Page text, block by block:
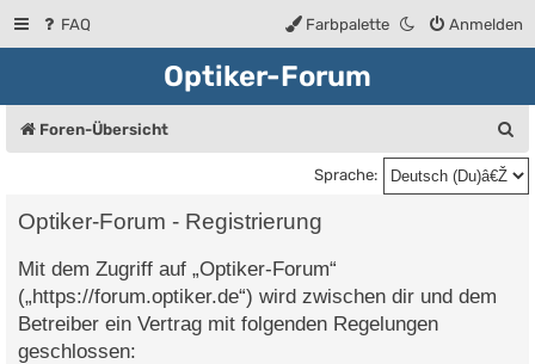
FAQ Anmelden
Farbpalette
Optiker-Forum
Foren-Übersicht
u
c
Sprache:
Optiker-Forum - Registrierung
Mit dem Zugriff auf „Optiker-Forum“
(„https://forum.optiker.de“) wird zwischen dir und dem
Betreiber ein Vertrag mit folgenden Regelungen
geschlossen: